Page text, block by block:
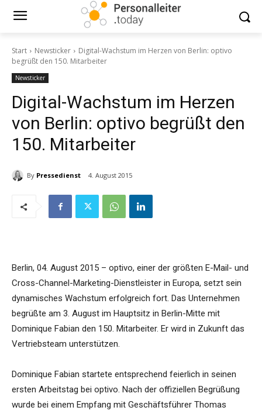
Start Newsticker
Digital-Wachstum im Herzen von Berlin: optivo
begrüßt den 150. Mitarbeiter
Newsticker
Digital-Wachstum im Herzen
von Berlin: optivo begrüßt den
150. Mitarbeiter
By Pressedienst 4. August 2015
Berlin, 04. August 2015 – optivo, einer der größten E-Mail- und
Cross-Channel-Marketing-Dienstleister in Europa, setzt sein
dynamisches Wachstum erfolgreich fort. Das Unternehmen
begrüßte am 3. August im Hauptsitz in Berlin-Mitte mit
Dominique Fabian den 150. Mitarbeiter. Er wird in Zukunft das
Vertriebsteam unterstützen.
Dominique Fabian startete entsprechend feierlich in seinen
ersten Arbeitstag bei optivo. Nach der offiziellen Begrüßung
wurde bei einem Empfang mit Geschäftsführer Thomas